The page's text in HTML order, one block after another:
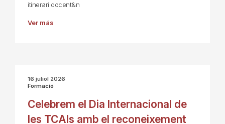
itinerari docent&n
Ver más
16 juliol 2026
Formació
Celebrem el Dia Internacional de
les TCAIs amb el reconeixement